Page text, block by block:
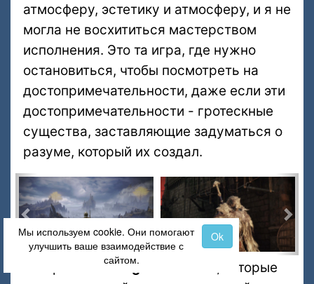
атмосферу, эстетику и атмосферу, и я не
могла не восхититься мастерством
исполнения. Это та игра, где нужно
остановиться, чтобы посмотреть на
достопримечательности, даже если эти
достопримечательности - гротескные
существа, заставляющие задуматься о
разуме, который их создал.
Пред.
Elden Ring есть места, которые
Ok
Мы используем cookie. Они помогают
улучшить ваше взаимодействие с
сайтом.